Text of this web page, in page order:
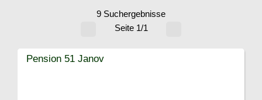
9 Suchergebnisse
Seite 1/1
Pension 51 Janov